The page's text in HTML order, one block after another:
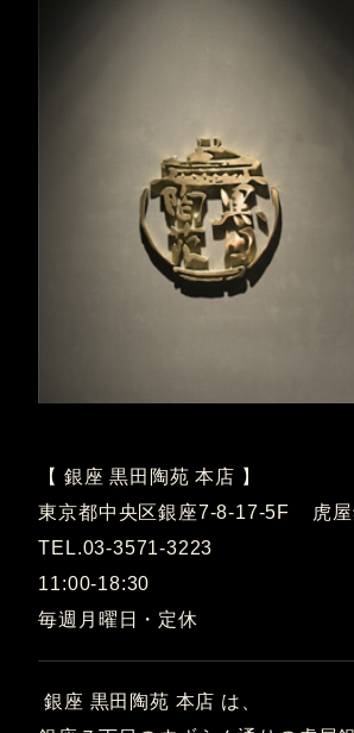
【 銀座 黒田陶苑 本店 】
東京都中央区銀座7-8-17-5F 虎屋
TEL.03-3571-3223
11:00-18:30
毎週月曜日・定休
銀座 黒田陶苑 本店 は、